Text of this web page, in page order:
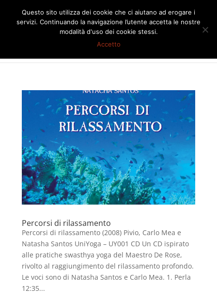
Percorsi di rilassamento
Percorsi di rilassamento (2008) Pivio, Carlo Mea e
Natasha Santos UniYoga – UY001 CD Un CD ispirato
alle pratiche swasthya yoga del Maestro De Rose,
rivolto al raggiungimento del rilassamento profondo.
Le voci sono di Natasha Santos e Carlo Mea. 1. Perla
12:35...
Questo sito utilizza dei cookie che ci aiutano ad erogare i
servizi. Continuando la navigazione l’utente accetta le nostre
modalità d'uso dei cookie stessi.
Accetto